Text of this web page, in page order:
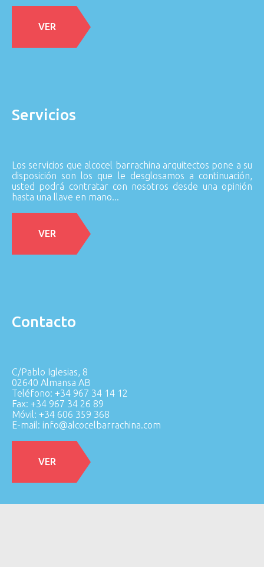
VER
Servicios
Los servicios que alcocel barrachina arquitectos pone a su
disposición son los que le desglosamos a continuación,
usted podrá contratar con nosotros desde una opinión
hasta una llave en mano...
VER
Contacto
C/Pablo Iglesias, 8
02640 Almansa AB
Teléfono: +34 967 34 14 12
Fax: +34 967 34 26 89
Móvil: +34 606 359 368
E-mail: info@alcocelbarrachina.com
VER